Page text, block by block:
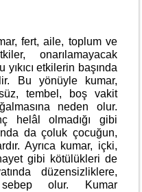
aile, toplum ve
onarılamayacak
etkilerin başında
Bu yönüyle kumar,
tembel, boş vakit
neden olur.
helâl olmadığı gibi
da çoluk çocuğun,
Ayrıca kumar, içki,
gibi kötülükleri de
düzensizliklere,
sebep olur. Kumar